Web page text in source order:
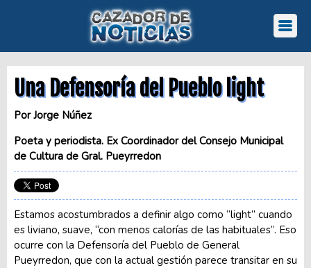
Una Defensoría del Pueblo light
Por Jorge Núñez
Poeta y periodista. Ex Coordinador del Consejo Municipal
de Cultura de Gral. Pueyrredon
Estamos acostumbrados a definir algo como “light” cuando
es liviano, suave, “con menos calorías de las habituales”. Eso
ocurre con la Defensoría del Pueblo de General
Pueyrredon, que con la actual gestión parece transitar en su